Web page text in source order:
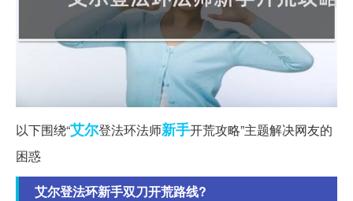
以下围绕“艾尔登法环法师新手开荒攻略”主题解决网友的
困惑
艾尔登法环新手双刀开荒路线?